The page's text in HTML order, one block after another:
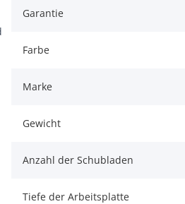
Garantie
Farbe
Marke
Gewicht
Anzahl der Schubladen
Tiefe der Arbeitsplatte